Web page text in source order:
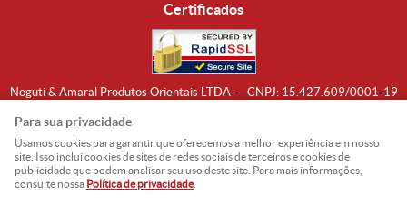
Certificados
Noguti & Amaral Produtos Orientais LTDA CNPJ: 15.427.609/0001-19
Para sua privacidade
Usamos cookies para garantir que oferecemos a melhor experiência em nosso
site. Isso inclui cookies de sites de redes sociais de terceiros e cookies de
publicidade que podem analisar seu uso deste site. Para mais informações,
consulte nossa Política de privacidade.